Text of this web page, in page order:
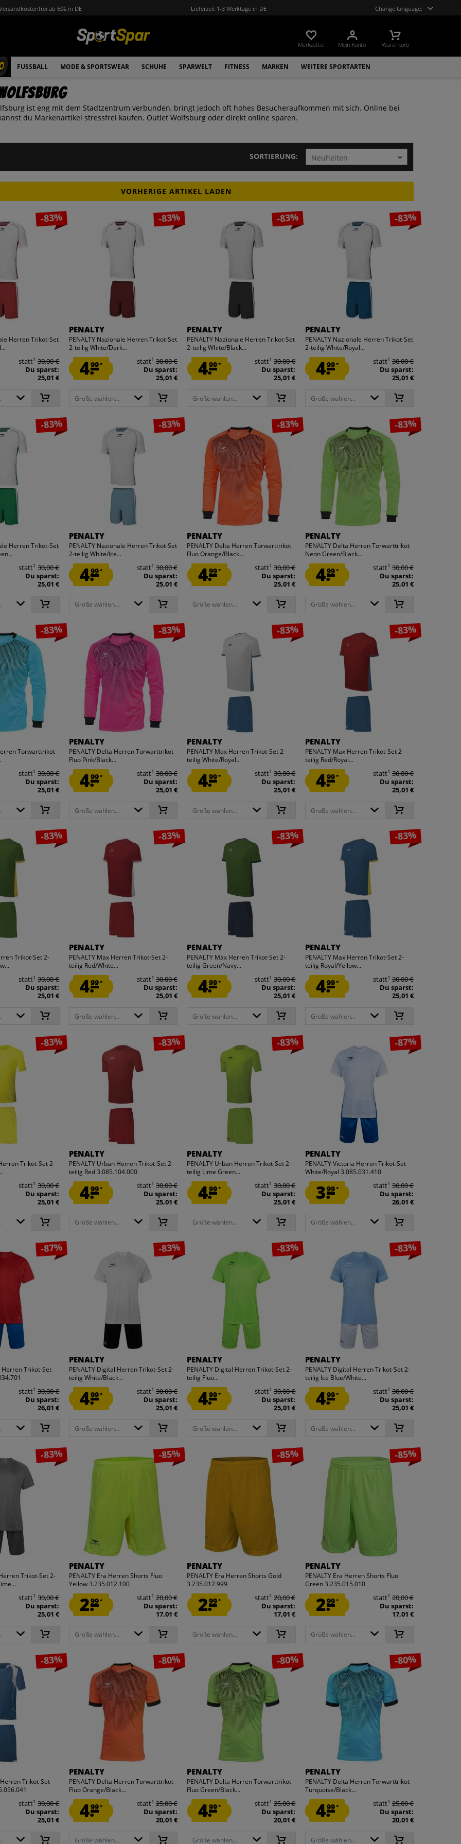
ab 60€ in DE Lieferzeit 1-3 Werktage in DE Change language:
Merkzettel Mein Konto Warenkorb
FUSSBALL MODE & SPORTSWEAR SCHUHE SPARWELT FITNESS MARKEN WEITERE SPORTARTEN
ist eng mit dem Stadtzentrum verbunden, bringt jedoch oft hohes Besucheraufkommen mit sich. Online bei
du Markenartikel stressfrei kaufen. Outlet Wolfsburg oder direkt online sparen.
SORTIERUNG:
VORHERIGE ARTIKEL LADEN
-83%
Herren Trikot-Set
statt1 30,00 €
Du sparst:
25,01 €
-83%
PENALTY
PENALTY Nazionale Herren Trikot-Set
2-teilig White/Dark...
4.99* statt1 30,00 €
Du sparst:
25,01 €
Größe wählen...
-83%
PENALTY
PENALTY Nazionale Herren Trikot-Set
2-teilig White/Black...
4.99* statt1 30,00 €
Du sparst:
25,01 €
Größe wählen...
-83%
PENALTY
PENALTY Nazionale Herren Trikot-Set
2-teilig White/Royal...
4.99* statt1 30,00 €
Du sparst:
25,01 €
Größe wählen...
-83%
Herren Trikot-Set
statt1 30,00 €
Du sparst:
25,01 €
-83%
PENALTY
PENALTY Nazionale Herren Trikot-Set
2-teilig White/Ice...
4.99* statt1 30,00 €
Du sparst:
25,01 €
Größe wählen...
-83%
PENALTY
PENALTY Delta Herren Torwarttrikot
Fluo Orange/Black...
4.99* statt1 30,00 €
Du sparst:
25,01 €
Größe wählen...
-83%
PENALTY
PENALTY Delta Herren Torwarttrikot
Neon Green/Black...
4.99* statt1 30,00 €
Du sparst:
25,01 €
Größe wählen...
-83%
Torwarttrikot
statt1 30,00 €
Du sparst:
25,01 €
-83%
PENALTY
PENALTY Delta Herren Torwarttrikot
Fluo Pink/Black...
4.99* statt1 30,00 €
Du sparst:
25,01 €
Größe wählen...
-83%
PENALTY
PENALTY Max Herren Trikot-Set 2-
teilig White/Royal...
4.99* statt1 30,00 €
Du sparst:
25,01 €
Größe wählen...
-83%
PENALTY
PENALTY Max Herren Trikot-Set 2-
teilig Red/Royal...
4.99* statt1 30,00 €
Du sparst:
25,01 €
Größe wählen...
-83%
Trikot-Set 2-
statt1 30,00 €
Du sparst:
25,01 €
-83%
PENALTY
PENALTY Max Herren Trikot-Set 2-
teilig Red/White...
4.99* statt1 30,00 €
Du sparst:
25,01 €
Größe wählen...
-83%
PENALTY
PENALTY Max Herren Trikot-Set 2-
teilig Green/Navy...
4.99* statt1 30,00 €
Du sparst:
25,01 €
Größe wählen...
-83%
PENALTY
PENALTY Max Herren Trikot-Set 2-
teilig Royal/Yellow...
4.99* statt1 30,00 €
Du sparst:
25,01 €
Größe wählen...
-83%
Trikot-Set 2-
statt1 30,00 €
Du sparst:
25,01 €
-83%
PENALTY
PENALTY Urban Herren Trikot-Set 2-
teilig Red 3.085.104.000
4.99* statt1 30,00 €
Du sparst:
25,01 €
Größe wählen...
-83%
PENALTY
PENALTY Urban Herren Trikot-Set 2-
teilig Lime Green...
4.99* statt1 30,00 €
Du sparst:
25,01 €
Größe wählen...
-87%
PENALTY
PENALTY Victoria Herren Trikot-Set
White/Royal 3.085.031.410
3.99* statt1 30,00 €
Du sparst:
26,01 €
Größe wählen...
-87%
Herren Trikot-Set
statt1 30,00 €
Du sparst:
26,01 €
-83%
PENALTY
PENALTY Digital Herren Trikot-Set 2-
teilig White/Black...
4.99* statt1 30,00 €
Du sparst:
25,01 €
Größe wählen...
-83%
PENALTY
PENALTY Digital Herren Trikot-Set 2-
teilig Fluo...
4.99* statt1 30,00 €
Du sparst:
25,01 €
Größe wählen...
-83%
PENALTY
PENALTY Digital Herren Trikot-Set 2-
teilig Ice Blue/White...
4.99* statt1 30,00 €
Du sparst:
25,01 €
Größe wählen...
-83%
Trikot-Set 2-
statt1 30,00 €
Du sparst:
25,01 €
-85%
PENALTY
PENALTY Era Herren Shorts Fluo
Yellow 3.235.012.100
2.99* statt1 20,00 €
Du sparst:
17,01 €
Größe wählen...
-85%
PENALTY
PENALTY Era Herren Shorts Gold
3.235.012.999
2.99* statt1 20,00 €
Du sparst:
17,01 €
Größe wählen...
-85%
PENALTY
PENALTY Era Herren Shorts Fluo
Green 3.235.015.010
2.99* statt1 20,00 €
Du sparst:
17,01 €
Größe wählen...
-83%
Trikot-Set
statt1 30,00 €
Du sparst:
25,01 €
-80%
PENALTY
PENALTY Delta Herren Torwarttrikot
Fluo Orange/Black...
4.99* statt1 25,00 €
Du sparst:
20,01 €
Größe wählen...
-80%
PENALTY
PENALTY Delta Herren Torwarttrikot
Fluo Green/Black...
4.99* statt1 25,00 €
Du sparst:
20,01 €
Größe wählen...
-80%
PENALTY
PENALTY Delta Herren Torwarttrikot
Turquoise/Black...
4.99* statt1 25,00 €
Du sparst:
20,01 €
Größe wählen...